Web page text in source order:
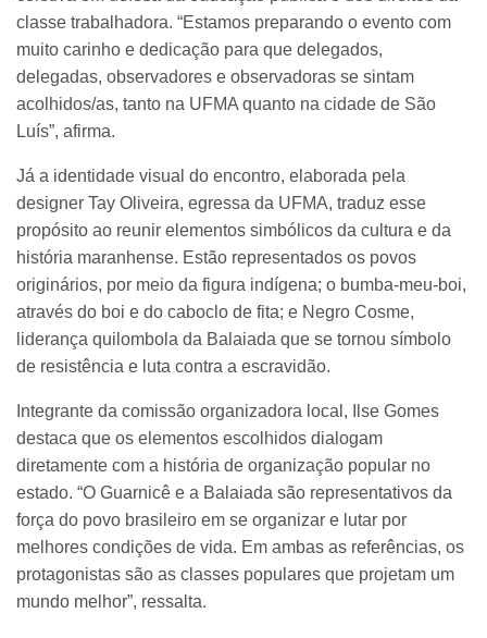
classe trabalhadora. “Estamos preparando o evento com
muito carinho e dedicação para que delegados,
delegadas, observadores e observadoras se sintam
acolhidos/as, tanto na UFMA quanto na cidade de São
Luís”, afirma.
Já a identidade visual do encontro, elaborada pela
designer Tay Oliveira, egressa da UFMA, traduz esse
propósito ao reunir elementos simbólicos da cultura e da
história maranhense. Estão representados os povos
originários, por meio da figura indígena; o bumba-meu-boi,
através do boi e do caboclo de fita; e Negro Cosme,
liderança quilombola da Balaiada que se tornou símbolo
de resistência e luta contra a escravidão.
Integrante da comissão organizadora local, Ilse Gomes
destaca que os elementos escolhidos dialogam
diretamente com a história de organização popular no
estado. “O Guarnicê e a Balaiada são representativos da
força do povo brasileiro em se organizar e lutar por
melhores condições de vida. Em ambas as referências, os
protagonistas são as classes populares que projetam um
mundo melhor”, ressalta.